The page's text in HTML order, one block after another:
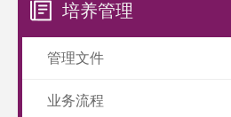
培养管理
管理文件
业务流程